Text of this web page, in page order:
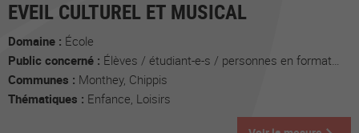
EVEIL CULTUREL ET MUSICAL
Domaine : École
Public concerné : Élèves / étudiant-e-s / personnes en formation
Communes : Monthey, Chippis
Thématiques : Enfance, Loisirs